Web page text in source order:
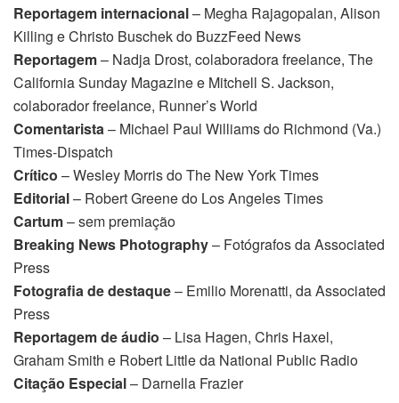
Reportagem internacional– Megha Rajagopalan, Alison
Killing e Christo Buschek do BuzzFeed News
Reportagem– Nadja Drost, colaboradora freelance, The
California Sunday Magazine e Mitchell S. Jackson,
colaborador freelance, Runner’s World
Comentarista– Michael Paul Williams do Richmond (Va.)
Times-Dispatch
Crítico – Wesley Morris do The New York Times
Editorial– Robert Greene do Los Angeles Times
Cartum– sem premiação
Breaking News Photography– Fotógrafos da Associated
Press
Fotografia de destaque– Emilio Morenatti, da Associated
Press
Reportagem de áudio – Lisa Hagen, Chris Haxel,
Graham Smith e Robert Little da National Public Radio
Citação Especial– Darnella Frazier